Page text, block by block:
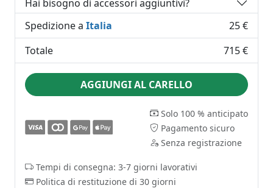
Hai bisogno di accessori aggiuntivi?
Spedizione a Italia
25 €
Totale
715 €
AGGIUNGI AL CARELLO
Solo 100 % anticipato
Pagamento sicuro
Senza registrazione
Tempi di consegna: 3-7 giorni lavorativi
Politica di restituzione di 30 giorni